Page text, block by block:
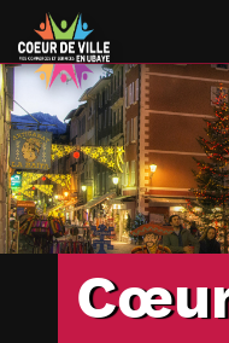
Panneau de gestion des